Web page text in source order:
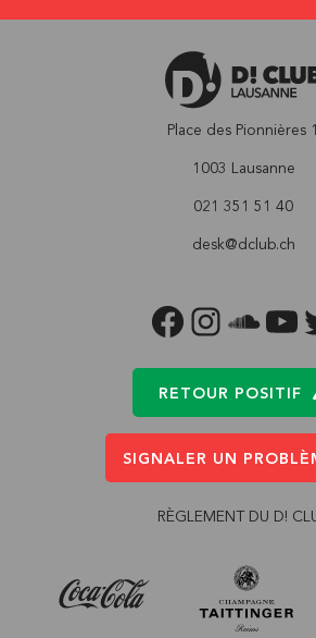
Place des Pionnières 1
1003 Lausanne
021 351 51 40
desk@dclub.ch
FACEBOOKINSTAGRAM
RETOUR POSITIF
SIGNALER UN
RÈGLEMENT DU D!